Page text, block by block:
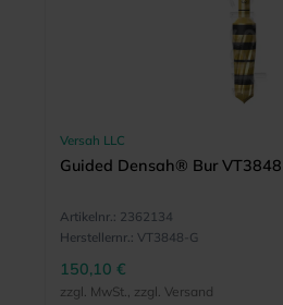
Versah LLC
Guided Densah® Bur
Artikelnr.: 2362134
Herstellernr.: VT3848-G
150,10 €
zzgl. MwSt., zzgl. Versand